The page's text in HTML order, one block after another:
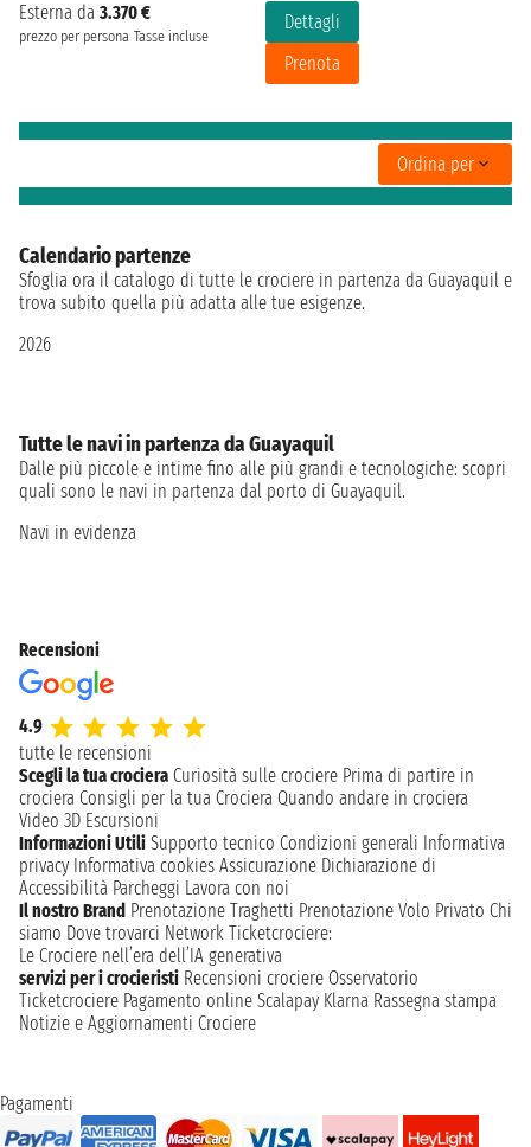
Esterna da 3.370 €
prezzo per persona Tasse incluse
Dettagli
Prenota
Ordina per
Calendario partenze
Sfoglia ora il catalogo di tutte le crociere in partenza da Guayaquil e
trova subito quella più adatta alle tue esigenze.
2026
Tutte le navi in partenza da Guayaquil
Dalle più piccole e intime fino alle più grandi e tecnologiche: scopri
quali sono le navi in partenza dal porto di Guayaquil.
Navi in evidenza
Recensioni
4.9
tutte le recensioni
Scegli la tua crociera Curiosità sulle crociere Prima di partire in
crociera Consigli per la tua Crociera Quando andare in crociera
Video 3D Escursioni
Informazioni Utili Supporto tecnico Condizioni generali Informativa
privacy Informativa cookies Assicurazione Dichiarazione di
Accessibilità Parcheggi Lavora con noi
Il nostro Brand Prenotazione Traghetti Prenotazione Volo Privato Chi
siamo Dove trovarci Network Ticketcrociere:
Le Crociere nell’era dell’IA generativa
servizi per i crocieristi Recensioni crociere Osservatorio
Ticketcrociere Pagamento online Scalapay Klarna Rassegna stampa
Notizie e Aggiornamenti Crociere
Pagamenti